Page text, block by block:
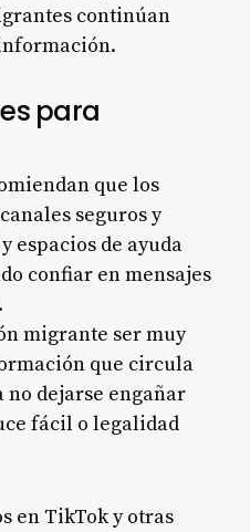
continúan
para
que los
seguros y
espacios de ayuda
confiar en mensajes
migrante ser muy
que circula
no dejarse engañar
fácil o legalidad
en TikTok y otras